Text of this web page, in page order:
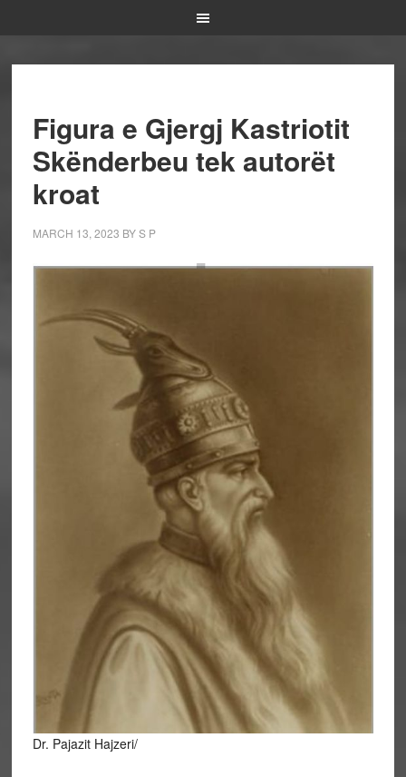
Figura e Gjergj Kastriotit
Skënderbeu tek autorët
kroat
MARCH 13, 2023 BYS P
Dr. Pajazit Hajzeri/